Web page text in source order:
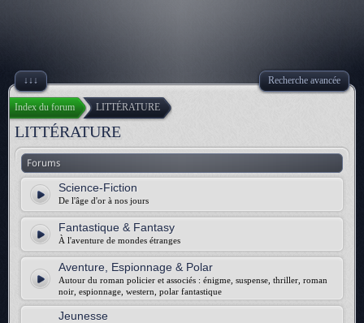
↓↓↓ Recherche avancée
Index du forum LITTÉRATURE
LITTÉRATURE
Forums
Science-Fiction
De l'âge d'or à nos jours
Fantastique & Fantasy
À l'aventure de mondes étranges
Aventure, Espionnage & Polar
Autour du roman policier et associés : énigme, suspense, thriller, roman
noir, espionnage, western, polar fantastique
Jeunesse